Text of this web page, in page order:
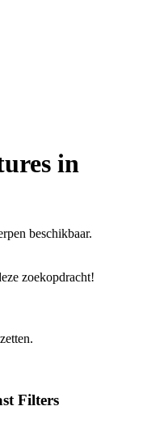
in
beschikbaar.
zoekopdracht!
Filters